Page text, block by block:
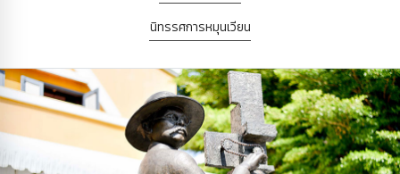
นิทรรศการหมุนเวียน